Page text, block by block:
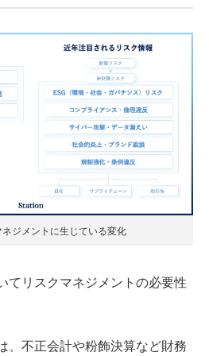
ジメントに生じている変化
てリスクマネジメントの必要性
、不正会計や粉飾決算など財務